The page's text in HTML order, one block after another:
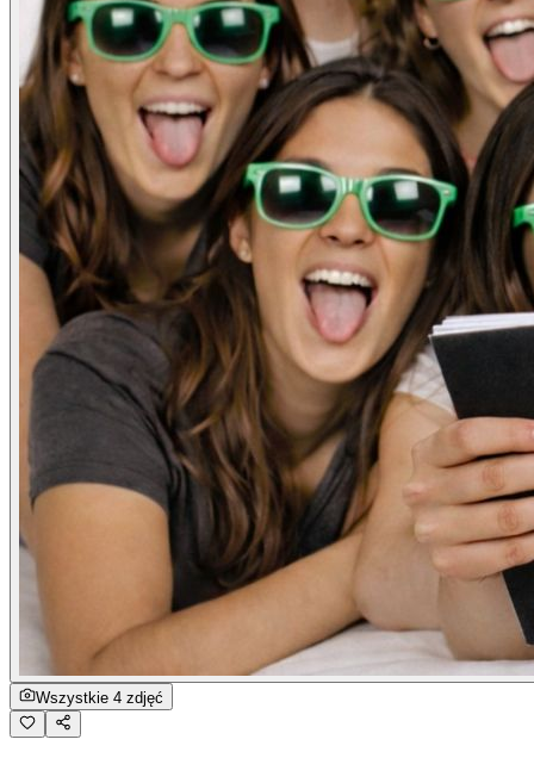
Wszystkie 4 zdjęć